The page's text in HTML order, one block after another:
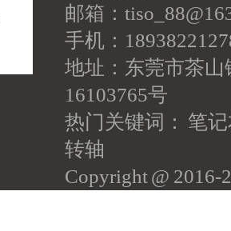
邮箱：
手机：
地址：东莞市茶
16103765号
热门关键词： 笔
转轴
Copyright @